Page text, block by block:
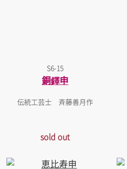
S6-15
銅鐸申
伝統工芸士 斉藤善月作
sold out